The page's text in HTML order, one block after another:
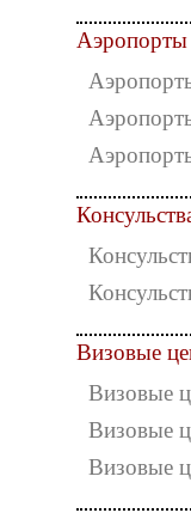
Аэропорты
Визовые
Визовые
Визовые
Визовые